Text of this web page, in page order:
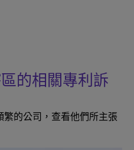
的相關專利訴
的公司，查看他們所主張